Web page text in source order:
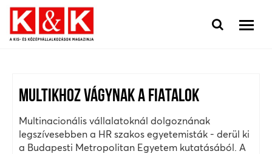
MULTIKHOZ VÁGYNAK A FIATALOK
Multinacionális vállalatoknál dolgoznának
legszívesebben a HR szakos egyetemisták - derül ki
a Budapesti Metropolitan Egyetem kutatásából. A